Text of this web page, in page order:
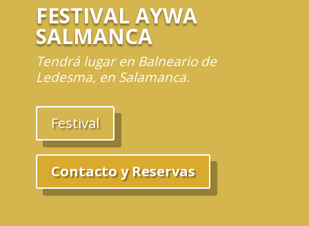
FESTIVAL AYWA
SALMANCA
Tendrá lugar en Balneario de
Ledesma, en Salamanca.
Festival
Contacto y Reservas